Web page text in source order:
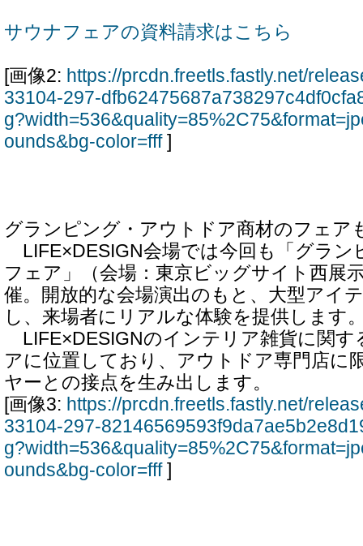
サウナフェアの資料請求はこちら
[画像2: https://prcdn.freetls.fastly.net/
33104-297-
ounds&bg-color=fff]
グランピング・アウトドア商材のフェア
LIFE×DESIGN会場では今回も「グラン
フェア」（会場：東京ビッグサイト西展
催。開放的な会場演出のもと、大型アイ
し、来場者にリアルな体験を提供します
LIFE×DESIGNのインテリア雑貨に関す
アに位置しており、アウトドア専門店に
ヤーとの接点を生み出します。
[画像3: https://prcdn.freetls.fastly.net/
33104-297-
ounds&bg-color=fff]